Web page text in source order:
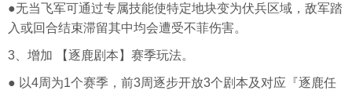
●无当飞军可通过专属技能使特定地块变为伏兵区域，敌军踏
入或回合结束滞留其中均会遭受不菲伤害。
3、增加 【逐鹿剧本】赛季玩法。
● 以4周为1个赛季，前3周逐步开放3个剧本及对应『逐鹿任